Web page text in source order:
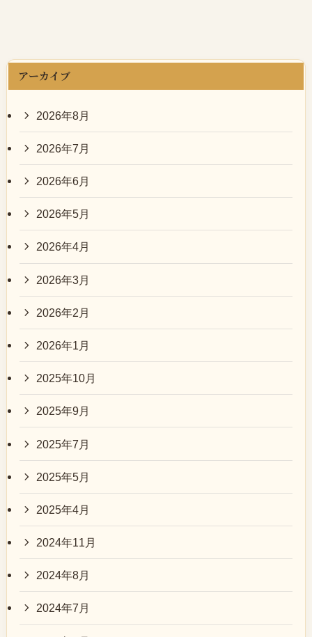
アーカイブ
2026年8月
2026年7月
2026年6月
2026年5月
2026年4月
2026年3月
2026年2月
2026年1月
2025年10月
2025年9月
2025年7月
2025年5月
2025年4月
2024年11月
2024年8月
2024年7月